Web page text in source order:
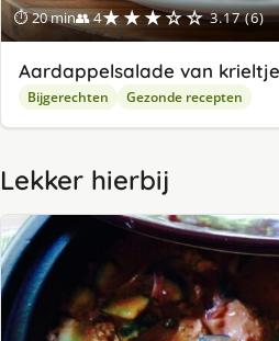
⏱ 20 min👥 4★★★☆☆ 3.17 (6)
Aardappelsalade van
Bijgerechten Gezonde recepten
Lekker hierbij